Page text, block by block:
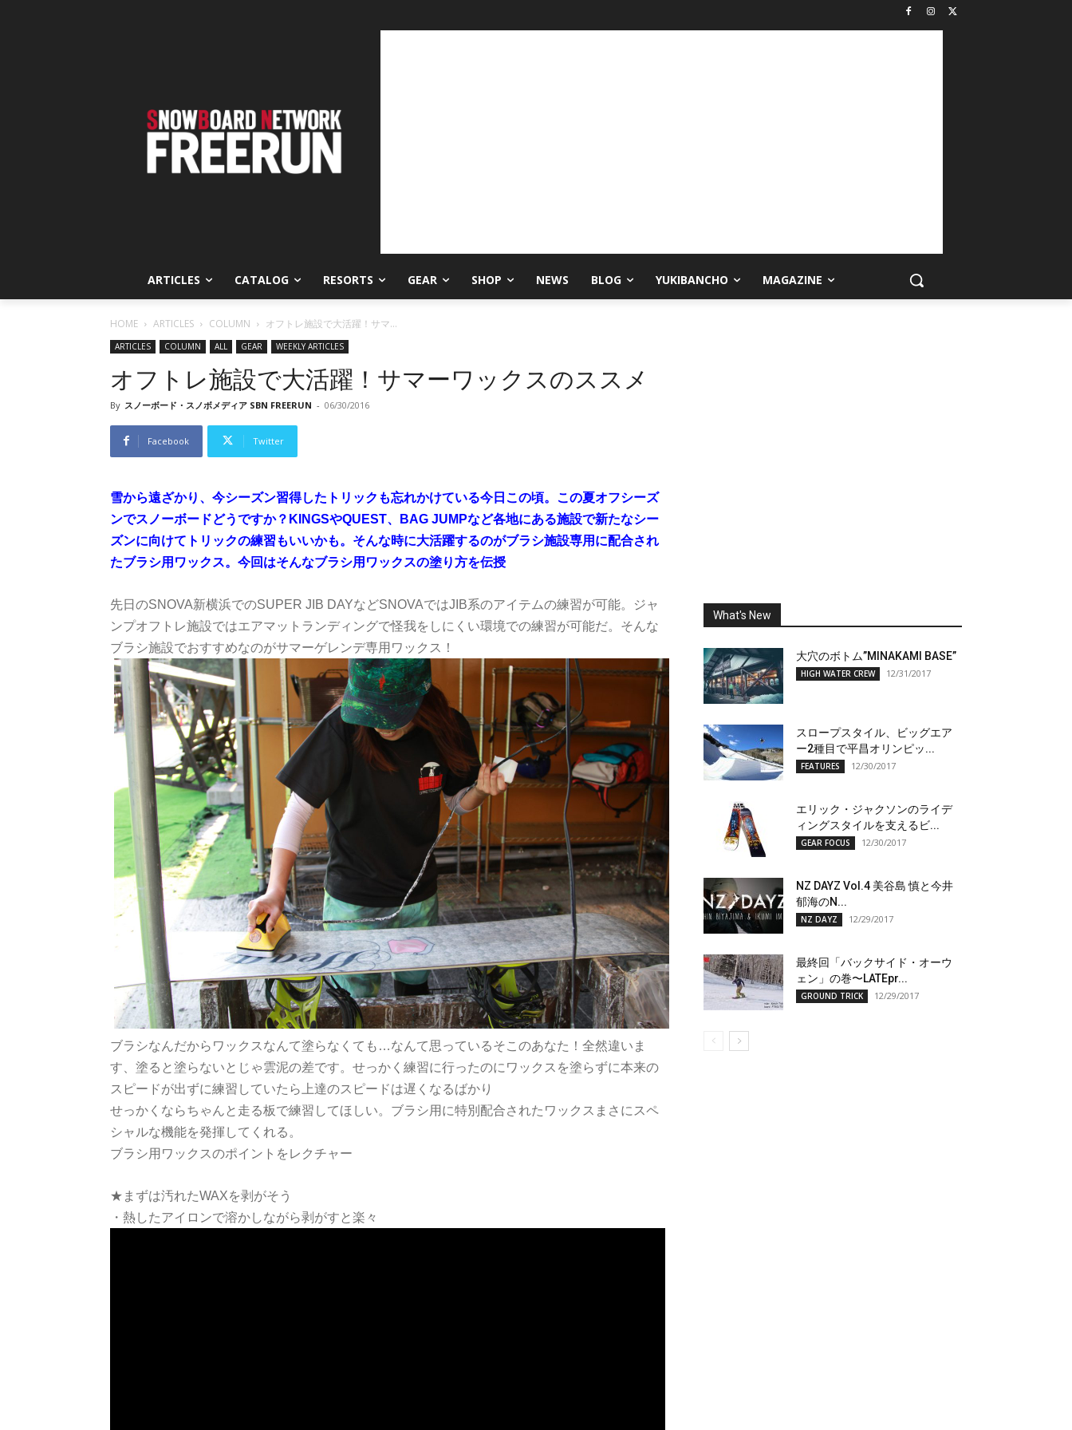
ARTICLES CATALOG RESORTS GEAR SHOP NEWS BLOG YUKIBANCHO MAGAZINE
HOME ARTICLES COLUMN オフトレ施設で大活躍！サマ...
ARTICLES COLUMN ALL GEAR WEEKLY ARTICLES
オフトレ施設で大活躍！サマーワックスのススメ
By スノーボード・スノボメディア SBN FREERUN - 06/30/2016
Facebook Twitter
雪から遠ざかり、今シーズン習得したトリックも忘れかけている今日この頃。この夏オフシーズ
ンでスノーボードどうですか？KINGSやQUEST、BAG JUMPなど各地にある施設で新たなシー
ズンに向けてトリックの練習もいいかも。そんな時に大活躍するのがブラシ施設専用に配合され
たブラシ用ワックス。今回はそんなブラシ用ワックスの塗り方を伝授
先日のSNOVA新横浜でのSUPER JIB DAYなどSNOVAではJIB系のアイテムの練習が可能。ジャ
ンプオフトレ施設ではエアマットランディングで怪我をしにくい環境での練習が可能だ。そんな
ブラシ施設でおすすめなのがサマーゲレンデ専用ワックス！
ブラシなんだからワックスなんて塗らなくても…なんて思っているそこのあなた！全然違いま
す、塗ると塗らないとじゃ雲泥の差です。せっかく練習に行ったのにワックスを塗らずに本来の
スピードが出ずに練習していたら上達のスピードは遅くなるばかり
せっかくならちゃんと走る板で練習してほしい。ブラシ用に特別配合されたワックスまさにスペ
シャルな機能を発揮してくれる。
ブラシ用ワックスのポイントをレクチャー
★まずは汚れたWAXを剥がそう
・熱したアイロンで溶かしながら剥がすと楽々
What's New
大穴のボトム”MINAKAMI BASE”
HIGH WATER CREW 12/31/2017
スロープスタイル、ビッグエア
ー2種目で平昌オリンピッ...
FEATURES 12/30/2017
エリック・ジャクソンのライデ
ィングスタイルを支えるビ...
GEAR FOCUS 12/30/2017
NZ DAYZ Vol.4 美谷島 慎と今井
郁海のN...
NZ DAYZ 12/29/2017
最終回「バックサイド・オーウ
ェン」の巻〜LATEpr...
GROUND TRICK 12/29/2017